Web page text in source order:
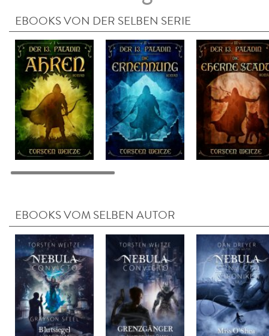
EBOOKS VON DER SELBEN SERIE
EBOOKS VOM SELBEN AUTOR